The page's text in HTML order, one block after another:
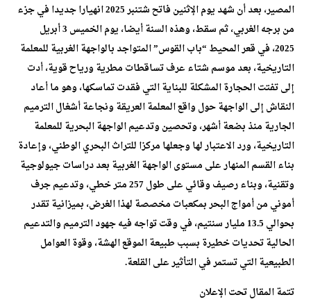
المصير، بعد أن شهد يوم الإثنين فاتح شتنبر 2025 انهيارا جديدا في جزء
من برجه الغربي، ثم سقط، وهذه السنة أيضا، يوم الخميس 3 أبريل
2025، في قعر المحيط “باب القوس” المتواجد بالواجهة الغربية للمعلمة
التاريخية، بعد موسم شتاء عرف تساقطات مطرية ورياح قوية، أدت
إلى تفتت الحجارة المشكلة للبناية التي فقدت تماسكها، وهو ما أعاد
النقاش إلى الواجهة حول واقع المعلمة العريقة ونجاعة أشغال الترميم
الجارية منذ بضعة أشهر، وتحصين وتدعيم الواجهة البحرية للمعلمة
التاريخية، ورد الاعتبار لها وجعلها مركزا للتراث البحري الوطني، وإعادة
بناء القسم المنهار على مستوى الواجهة الغربية بعد دراسات جيولوجية
وتقنية، وبناء رصيف وقائي على طول 257 متر خطي، وتدعيم جرف
أموني من أمواج البحر بمكعبات مخصصة لهذا الغرض، بميزانية تقدر
بحوالي 13.5 مليار سنتيم، في وقت تواجه فيه جهود الترميم والتدعيم
الحالية تحديات خطيرة بسبب طبيعة الموقع الهشة، وقوة العوامل
الطبيعية التي تستمر في التأثير على القلعة.
تتمة المقال تحت الإعلان